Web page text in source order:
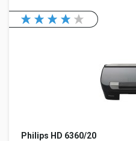
Philips HD 6360/20